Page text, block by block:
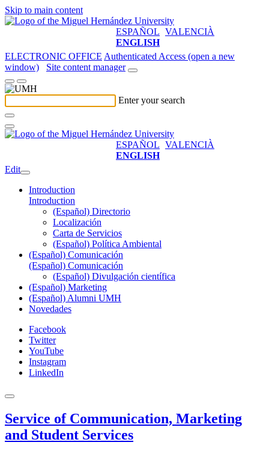
Skip to main content
ESPAÑOL VALENCIÀ
ENGLISH
ELECTRONIC OFFICE Authenticated Access (open a new
window)
Site content manager
Enter your search
ESPAÑOL VALENCIÀ
ENGLISH
Edit
Introduction
Introduction
(Español) Directorio
Localización
Carta de Servicios
(Español) Política Ambiental
(Español) Comunicación
(Español) Comunicación
(Español) Divulgación científica
(Español) Marketing
(Español) Alumni UMH
Novedades
Facebook
Twitter
YouTube
Instagram
LinkedIn
Service of Communication, Marketing
and Student Services